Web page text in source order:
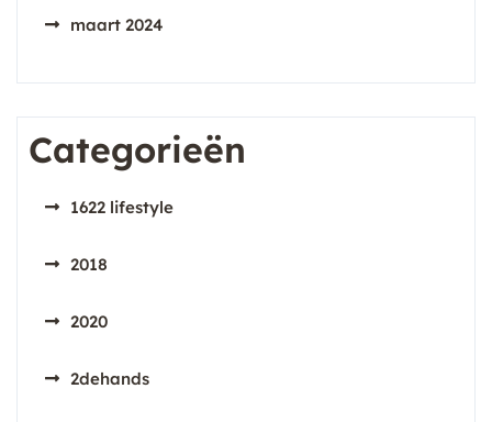
maart 2024
Categorieën
1622 lifestyle
2018
2020
2dehands